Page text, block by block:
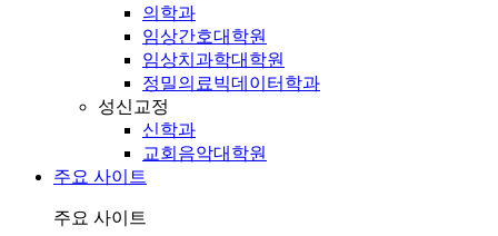
의학과
임상간호대학원
임상치과학대학원
정밀의료빅데이터학과
성신교정
신학과
교회음악대학원
주요 사이트
주요 사이트